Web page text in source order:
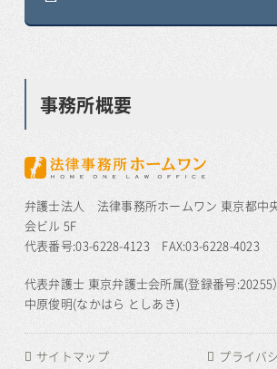
事務所概要
弁護士法人 法律事務所ホームワン 東京都中
会ビル 5F
代表番号:03-6228-4123 FAX:03-6228-4023
代表弁護士 東京弁護士会所属(登録番号:20255
中原俊明(なかはら としあき)
サイトマップ プライバ